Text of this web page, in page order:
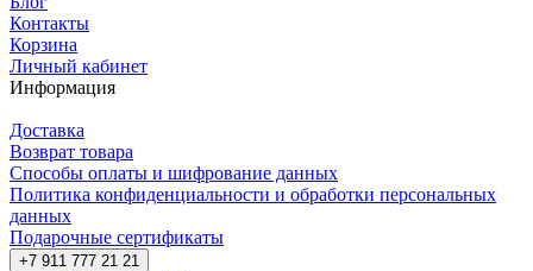
Контакты
Корзина
Личный кабинет
Информация
Доставка
Возврат товара
Способы оплаты и шифрование данных
Политика конфиденциальности и обработки персональных
данных
Подарочные сертификаты
+7 911 777 21 21